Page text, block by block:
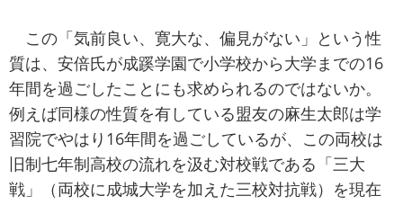
この「気前良い、寛大な、偏見がない」という性
質は、安倍氏が成蹊学園で小学校から大学までの16
年間を過ごしたことにも求められるのではないか。
例えば同様の性質を有している盟友の麻生太郎は学
習院でやはり16年間を過ごしているが、この両校は
旧制七年制高校の流れを汲む対校戦である「三大
戦」（両校に成城大学を加えた三校対抗戦）を現在